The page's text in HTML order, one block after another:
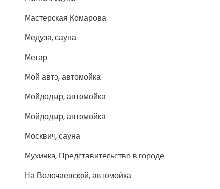
Мастерская Комарова
Медуза, сауна
Метар
Мой авто, автомойка
Мойдодыр, автомойка
Мойдодыр, автомойка
Москвич, сауна
Мухинка, Представительство в городе
На Волочаевской, автомойка